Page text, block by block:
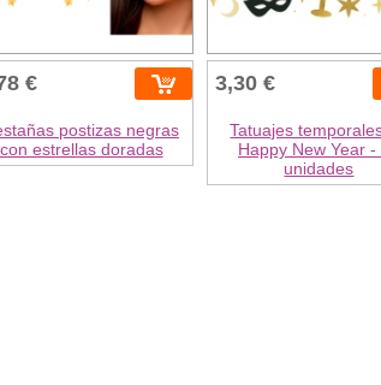
€
postizas negras
con estrellas doradas
3,30 €
Tatuajes
Happy New Year -
unidades